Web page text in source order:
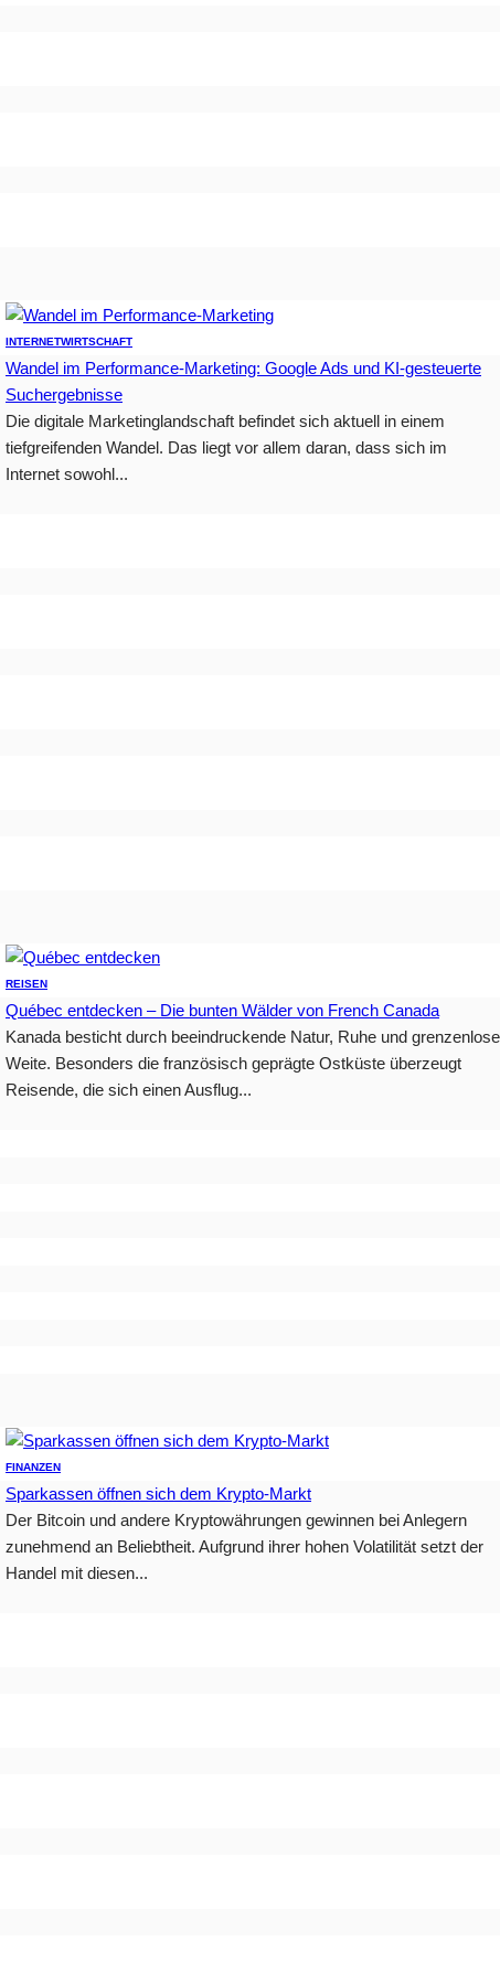
INTERNETWIRTSCHAFT
Wandel im Performance-Marketing: Google Ads und KI-gesteuerte
Suchergebnisse
Die digitale Marketinglandschaft befindet sich aktuell in einem
tiefgreifenden Wandel. Das liegt vor allem daran, dass sich im
Internet sowohl...
REISEN
Québec entdecken – Die bunten Wälder von French Canada
Kanada besticht durch beeindruckende Natur, Ruhe und grenzenlose
Weite. Besonders die französisch geprägte Ostküste überzeugt
Reisende, die sich einen Ausflug...
FINANZEN
Sparkassen öffnen sich dem Krypto-Markt
Der Bitcoin und andere Kryptowährungen gewinnen bei Anlegern
zunehmend an Beliebtheit. Aufgrund ihrer hohen Volatilität setzt der
Handel mit diesen...